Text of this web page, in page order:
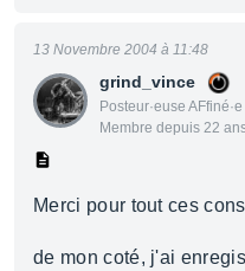
grind_vince
Posteur·euse AFfiné·e
Membre depuis 22
13 Novembre 2004 à 11:48
Merci pour tout ces
de mon coté, j'ai